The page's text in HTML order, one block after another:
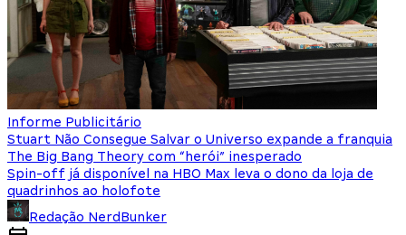
Informe Publicitário
Stuart Não Consegue Salvar o Universo expande a franquia
The Big Bang Theory com “herói” inesperado
Spin-off já disponível na HBO Max leva o dono da loja de
quadrinhos ao holofote
Redação NerdBunker